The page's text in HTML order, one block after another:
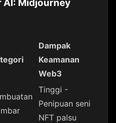
AI: Midjourney
Dampak
Keamanan
Web3
Tinggi -
Penipuan seni
NFT palsu